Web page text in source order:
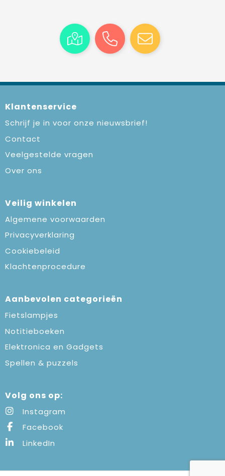
Klantenservice
Schrijf je in voor onze nieuwsbrief!
Contact
Veelgestelde vragen
Over ons
Veilig winkelen
Algemene voorwaarden
Privacyverklaring
Cookiebeleid
Klachtenprocedure
Aanbevolen categorieën
Fietslampjes
Notitieboeken
Elektronica en Gadgets
Spellen & puzzels
Volg ons op:
Instagram
Facebook
LinkedIn